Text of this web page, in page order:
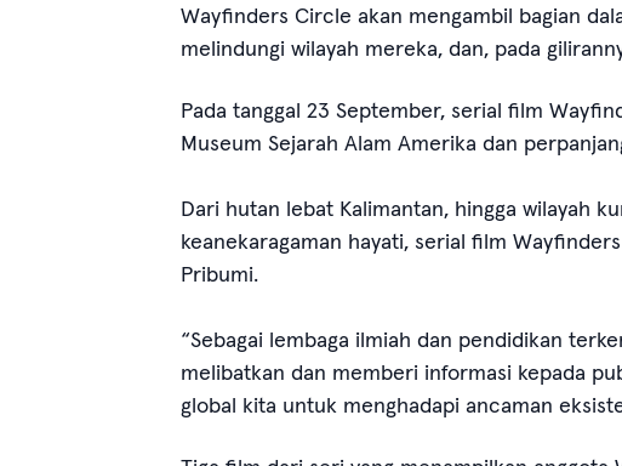
Wayfinders Circle akan mengambil bagian
melindungi wilayah mereka, dan, pada
Pada tanggal 23 September, serial film
Museum Sejarah Alam Amerika dan
Dari hutan lebat Kalimantan, hingga wilayah
keanekaragaman hayati, serial film
Pribumi.
“Sebagai lembaga ilmiah dan pendidikan
melibatkan dan memberi informasi kepada
global kita untuk menghadapi ancaman